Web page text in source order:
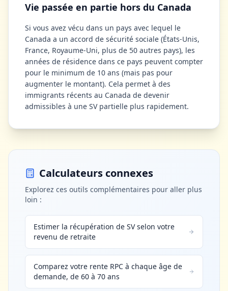
Vie passée en partie hors du Canada
Si vous avez vécu dans un pays avec lequel le
Canada a un accord de sécurité sociale (États-Unis,
France, Royaume-Uni, plus de 50 autres pays), les
années de résidence dans ce pays peuvent compter
pour le minimum de 10 ans (mais pas pour
augmenter le montant). Cela permet à des
immigrants récents au Canada de devenir
admissibles à une SV partielle plus rapidement.
Calculateurs connexes
Explorez ces outils complémentaires pour aller plus
loin :
Estimer la récupération de SV selon votre
revenu de retraite
Comparez votre rente RPC à chaque âge de
demande, de 60 à 70 ans